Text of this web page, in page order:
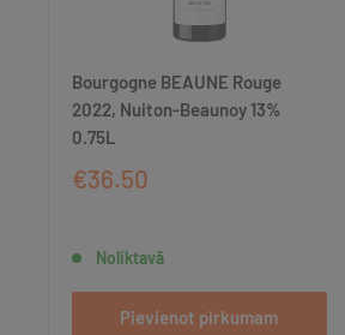
Bourgogne BEAUNE Rouge
2022, Nuiton-Beaunoy 13%
0.75L
€36.50
Noliktavā
Pievienot pirkumam